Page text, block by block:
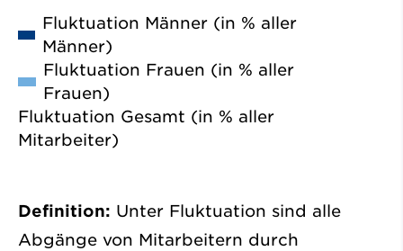
Fluktuation Männer (in % aller
Männer)
Fluktuation Frauen (in % aller
Frauen)
Fluktuation Gesamt (in % aller
Mitarbeiter)
Definition: Unter Fluktuation sind alle
Abgänge von Mitarbeitern durch